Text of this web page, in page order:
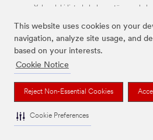
This website uses cookies on your
navigation, analyze site usage, and
based on your interests.
Cookie Notice
Reject Non-Essential Cookies
Cookie Preferences
Yukarıdaki listede bulunan tüm